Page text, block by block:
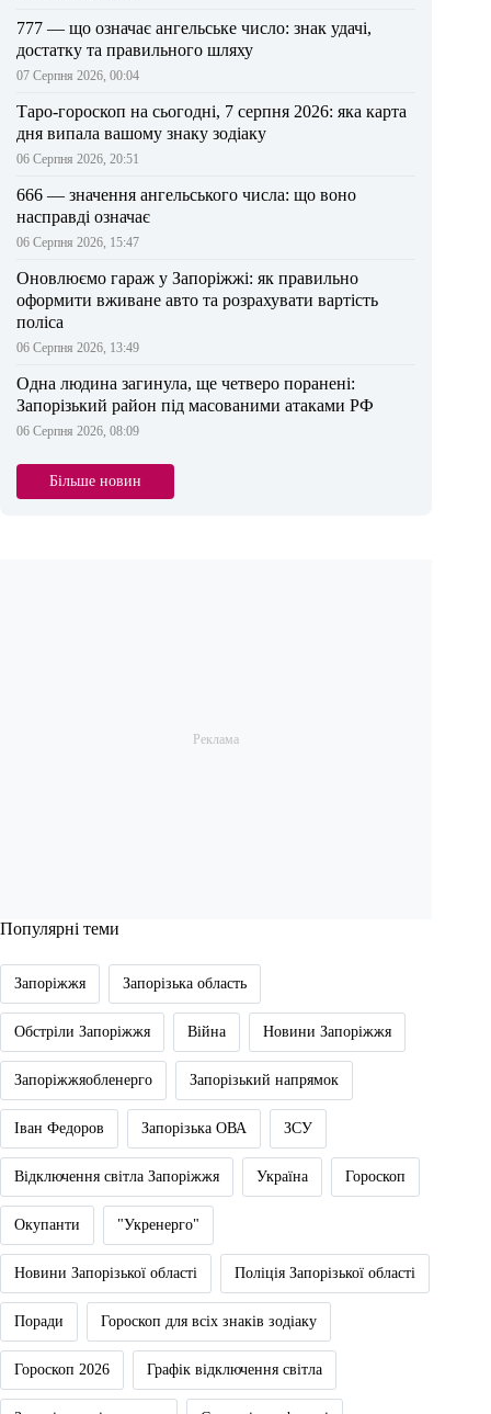
777 — що означає ангельське число: знак удачі,
достатку та правильного шляху
07 Серпня 2026, 00:04
Таро-гороскоп на сьогодні, 7 серпня 2026: яка карта
дня випала вашому знаку зодіаку
06 Серпня 2026, 20:51
666 — значення ангельського числа: що воно
насправді означає
06 Серпня 2026, 15:47
Оновлюємо гараж у Запоріжжі: як правильно
оформити вживане авто та розрахувати вартість
поліса
06 Серпня 2026, 13:49
Одна людина загинула, ще четверо поранені:
Запорізький район під масованими атаками РФ
06 Серпня 2026, 08:09
Більше новин
Популярні теми
Запоріжжя Запорізька область
Обстріли Запоріжжя Війна Новини Запоріжжя
Запоріжжяобленерго Запорізький напрямок
Іван Федоров Запорізька ОВА ЗСУ
Відключення світла Запоріжжя Україна Гороскоп
Окупанти "Укренерго"
Новини Запорізької області Поліція Запорізької області
Поради Гороскоп для всіх знаків зодіаку
Гороскоп 2026 Графік відключення світла